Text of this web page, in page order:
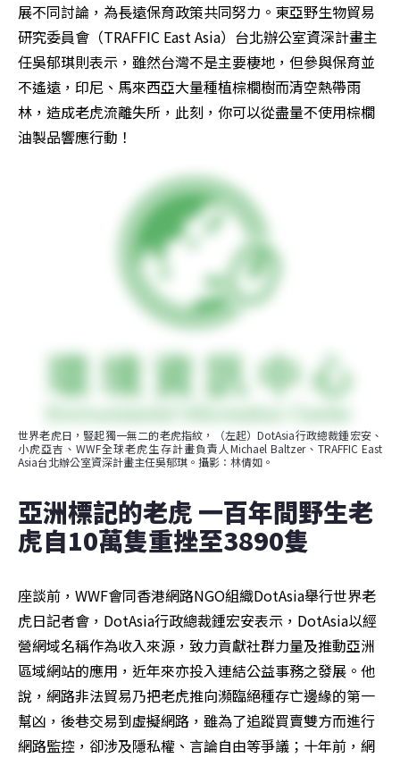
展不同討論，為長遠保育政策共同努力。東亞野生物貿易
研究委員會（TRAFFIC East Asia）台北辦公室資深計畫主
任吳郁琪則表示，雖然台灣不是主要棲地，但參與保育並
不遙遠，印尼、馬來西亞大量種植棕櫚樹而清空熱帶雨
林，造成老虎流離失所，此刻，你可以從盡量不使用棕櫚
油製品響應行動！
世界老虎日，豎起獨一無二的老虎指紋，（左起）DotAsia行政總裁鍾宏安、
小虎亞吉、WWF全球老虎生存計畫負責人Michael Baltzer、TRAFFIC East
Asia台北辦公室資深計畫主任吳郁琪。攝影：林倩如。
亞洲標記的老虎 一百年間野生老
虎自10萬隻重挫至3890隻
座談前，WWF會同香港網路NGO組織DotAsia舉行世界老
虎日記者會，DotAsia行政總裁鍾宏安表示，DotAsia以經
營網域名稱作為收入來源，致力貢獻社群力量及推動亞洲
區域網站的應用，近年來亦投入連結公益事務之發展。他
說，網路非法貿易乃把老虎推向瀕臨絕種存亡邊緣的第一
幫凶，後巷交易到虛擬網路，雖為了追蹤買賣雙方而進行
網路監控，卻涉及隱私權、言論自由等爭議；十年前，網